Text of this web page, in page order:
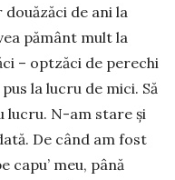
de ani la
pă­mânt mult la
– optzăci de pe­rechi
la lucru de mici. Să
lucru. N-am stare și
De când am fost
capu’ meu, până